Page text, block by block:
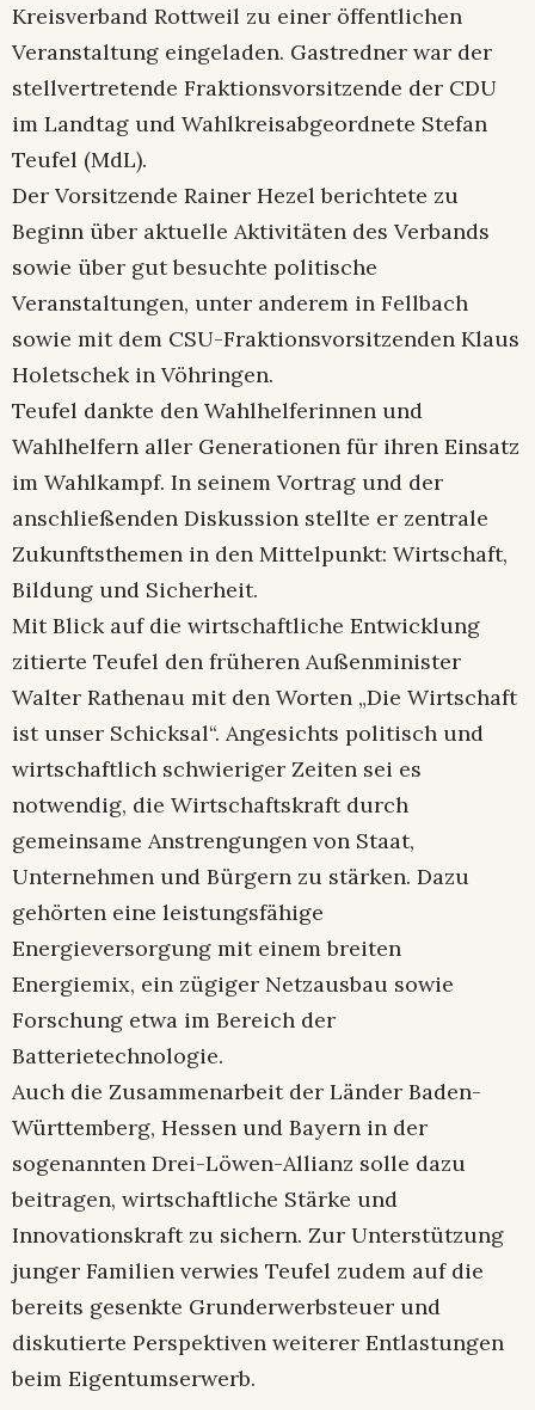
Kreisverband Rottweil zu einer öffentlichen
Veranstaltung eingeladen. Gastredner war der
stellvertretende Fraktionsvorsitzende der CDU
im Landtag und Wahlkreisabgeordnete Stefan
Teufel (MdL).
Der Vorsitzende Rainer Hezel berichtete zu
Beginn über aktuelle Aktivitäten des Verbands
sowie über gut besuchte politische
Veranstaltungen, unter anderem in Fellbach
sowie mit dem CSU-Fraktionsvorsitzenden Klaus
Holetschek in Vöhringen.
Teufel dankte den Wahlhelferinnen und
Wahlhelfern aller Generationen für ihren Einsatz
im Wahlkampf. In seinem Vortrag und der
anschließenden Diskussion stellte er zentrale
Zukunftsthemen in den Mittelpunkt: Wirtschaft,
Bildung und Sicherheit.
Mit Blick auf die wirtschaftliche Entwicklung
zitierte Teufel den früheren Außenminister
Walter Rathenau mit den Worten „Die Wirtschaft
ist unser Schicksal“. Angesichts politisch und
wirtschaftlich schwieriger Zeiten sei es
notwendig, die Wirtschaftskraft durch
gemeinsame Anstrengungen von Staat,
Unternehmen und Bürgern zu stärken. Dazu
gehörten eine leistungsfähige
Energieversorgung mit einem breiten
Energiemix, ein zügiger Netzausbau sowie
Forschung etwa im Bereich der
Batterietechnologie.
Auch die Zusammenarbeit der Länder Baden-
Württemberg, Hessen und Bayern in der
sogenannten Drei-Löwen-Allianz solle dazu
beitragen, wirtschaftliche Stärke und
Innovationskraft zu sichern. Zur Unterstützung
junger Familien verwies Teufel zudem auf die
bereits gesenkte Grunderwerbsteuer und
diskutierte Perspektiven weiterer Entlastungen
beim Eigentumserwerb.